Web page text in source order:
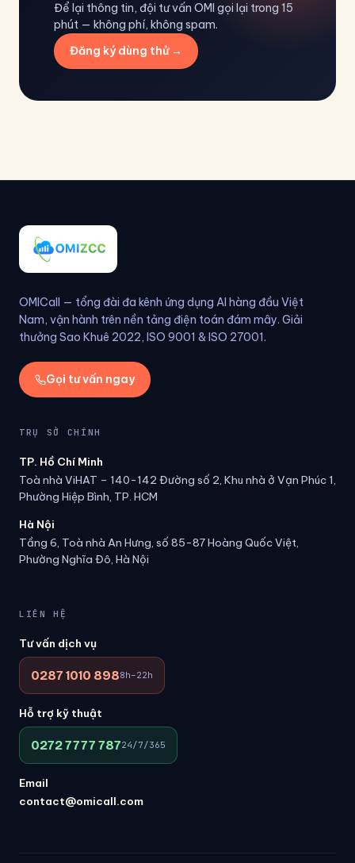
Để lại thông tin, đội tư vấn OMI gọi lại trong 15
phút — không phí, không spam.
Đăng ký dùng thử →
OMICall — tổng đài đa kênh ứng dụng AI hàng đầu Việt
Nam, vận hành trên nền tảng điện toán đám mây. Giải
thưởng Sao Khuê 2022, ISO 9001 & ISO 27001.
Gọi tư vấn ngay
TRỤ SỞ CHÍNH
TP. Hồ Chí Minh
Toà nhà ViHAT – 140-142 Đường số 2, Khu nhà ở Vạn Phúc 1,
Phường Hiệp Bình, TP. HCM
Hà Nội
Tầng 6, Toà nhà An Hưng, số 85-87 Hoàng Quốc Việt,
Phường Nghĩa Đô, Hà Nội
LIÊN HỆ
Tư vấn dịch vụ
0287 1010 8988h–22h
Hỗ trợ kỹ thuật
0272 7777 78724/7/365
Email
contact@omicall.com